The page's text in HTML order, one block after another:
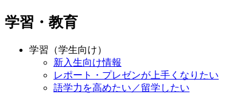
学習・教育
学習（学生向け）
新入生向け情報
レポート・プレゼンが上手くなりたい
語学力を高めたい／留学したい